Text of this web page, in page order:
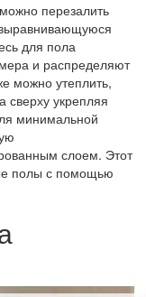
перезалить
для пола
и распределяют
можно утеплить,
сверху укрепляя
минимальной
слоем. Этот
полы с помощью